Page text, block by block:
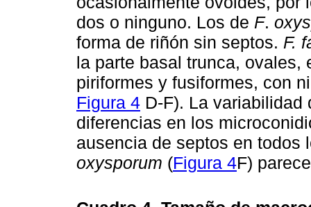
dos o ninguno. Los de F.
forma de riñón sin septos. F.
la parte basal trunca, ovales,
piriformes y fusiformes, con
Figura 4 D-F). La variabilidad
diferencias en los
ausencia de septos en
oxysporum (Figura 4F)